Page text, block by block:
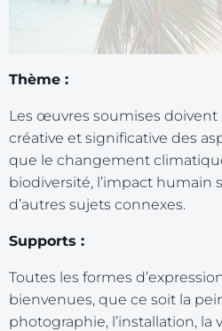
Thème :
Les œuvres soumises
créative et significative des
que le changement
biodiversité, l’impact humain
d’autres sujets connexes.
Supports :
Toutes les formes
bienvenues, que ce soit la
photographie, l’installation, la